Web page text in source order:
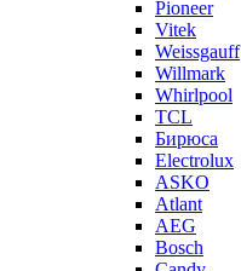
Pioneer
Vitek
Weissgauff
Willmark
Whirlpool
TCL
Бирюса
Electrolux
ASKO
Atlant
AEG
Bosch